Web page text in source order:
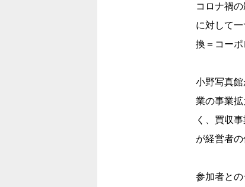
コロナ禍
に対して
換＝コーポ
小野写真
業の事業
く、買収
が経営者の
参加者と